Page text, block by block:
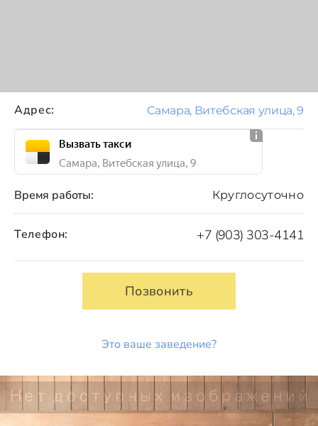
Время работы: Круглосуточно
Телефон: +7 (903) 303-4141
Позвонить
Это ваше заведение?
Адрес: Самара, Витебская улица, 9
Вызвать такси
Самара, Витебская улица, 9